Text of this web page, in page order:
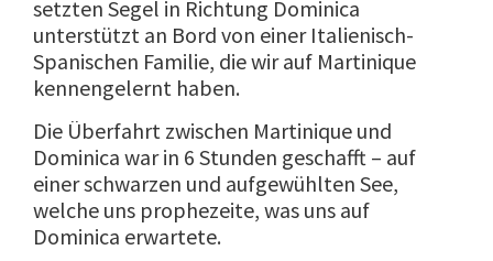
setzten Segel in Richtung Dominica
unterstützt an Bord von einer Italienisch-
Spanischen Familie, die wir auf Martinique
kennengelernt haben.
Die Überfahrt zwischen Martinique und
Dominica war in 6 Stunden geschafft – auf
einer schwarzen und aufgewühlten See,
welche uns prophezeite, was uns auf
Dominica erwartete.